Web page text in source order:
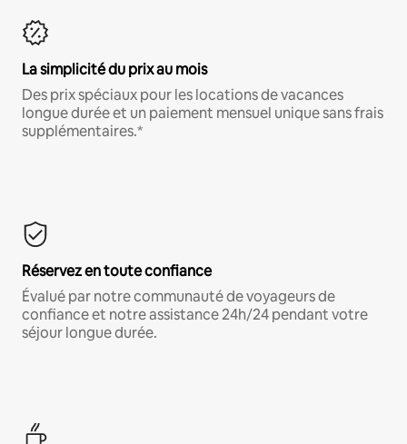
La simplicité du prix au mois
Des prix spéciaux pour les locations de vacances
longue durée et un paiement mensuel unique sans frais
supplémentaires.*
Réservez en toute confiance
Évalué par notre communauté de voyageurs de
confiance et notre assistance 24h/24 pendant votre
séjour longue durée.